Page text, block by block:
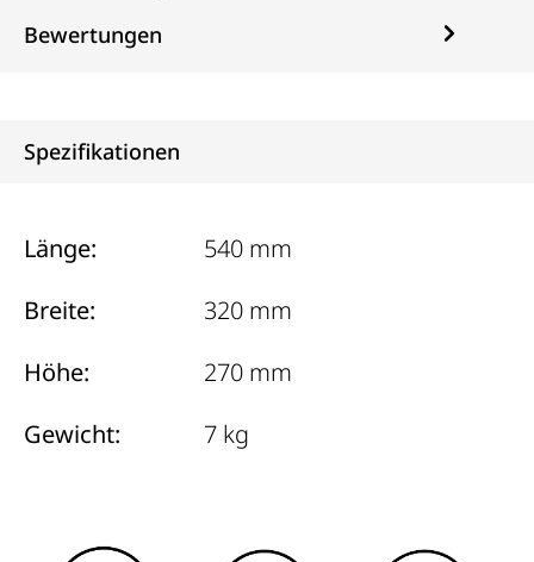
Bewertungen
Spezifikationen
Länge:
540 mm
Breite:
320 mm
Höhe:
270 mm
Gewicht:
7 kg